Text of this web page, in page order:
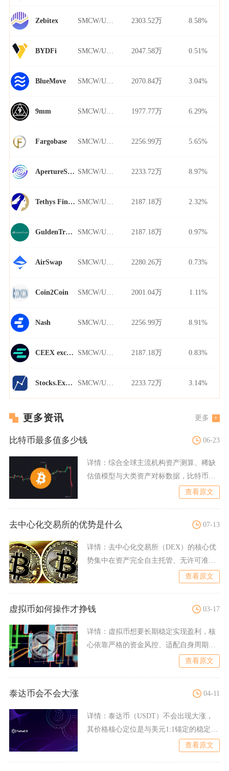
Zebitex 2303.52万 8.58%
BYDFi 2047.58万 0.51%
BlueMove 2070.84万 3.04%
9mm 1977.77万 6.29%
Fargobase 2256.99万 5.65%
ApertureSwap 2233.72万 8.97%
Tethys Finance 2187.18万 2.32%
GuldenTrader 2187.18万 0.97%
AirSwap 2280.26万 0.73%
Coin2Coin 2001.04万 1.11%
Nash 2256.99万 8.91%
CEEX exchange 2187.18万 0.83%
Stocks.Exchange 2233.72万 3.14%
更多资讯 更多
比特币最多值多少钱 06-23
详情： 综合全球主流机构资产测算、稀缺
估值模型与大类资产对标数据，比特币理
查看原文
去中心化交易所的优势是什么 07-13
详情： 去中心化交易所（DEX）的核心优
势集中在资产完全自主托管、无许可准
查看原文
虚拟币如何操作才挣钱 03-17
详情： 虚拟币想要长期稳定实现盈利，核
心依靠严格的资金风控、适配自身周期的
查看原文
泰达币会不会大涨 04-11
详情： 泰达币（USDT）不会出现大涨，
其价格核心定位是与美元1:1锚定的稳定
查看原文